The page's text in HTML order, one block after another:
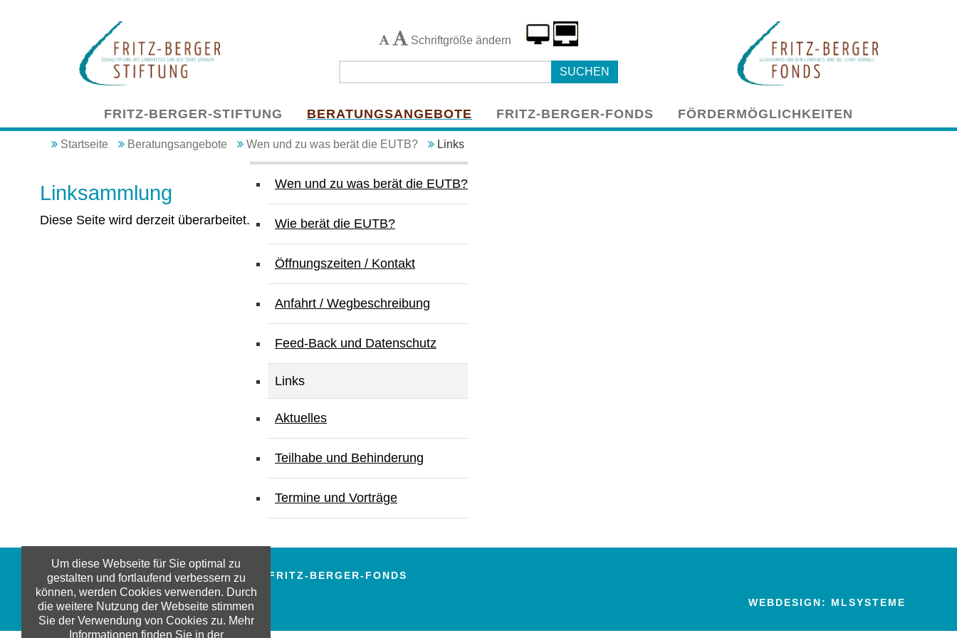
Schriftgröße ändern
überspringenFRITZ-BERGER-STIFTUNG BERATUNGSANGEBOTE FRITZ-BERGER-FONDS FÖRDERMÖGLICHKEITEN
Startseite Beratungsangebote Wen und zu was berät die EUTB? Links
Linksammlung
Diese Seite wird derzeit überarbeitet.
überspringen
Wen und zu was berät die EUTB?
Wie berät die EUTB?
Öffnungszeiten / Kontakt
Anfahrt / Wegbeschreibung
Feed-Back und Datenschutz
Links
Aktuelles
Teilhabe und Behinderung
Termine und Vorträge
© 2018 FRITZ-BERGER-STIFTUNG / FRITZ-BERGER-FONDS
DATENSCHUTZ IMPRESSUM WEBDESIGN: MLSYSTEME
Um diese Webseite für Sie optimal zu
gestalten und fortlaufend verbessern zu
können, werden Cookies verwenden. Durch
die weitere Nutzung der Webseite stimmen
Sie der Verwendung von Cookies zu. Mehr
Informationen finden Sie in der